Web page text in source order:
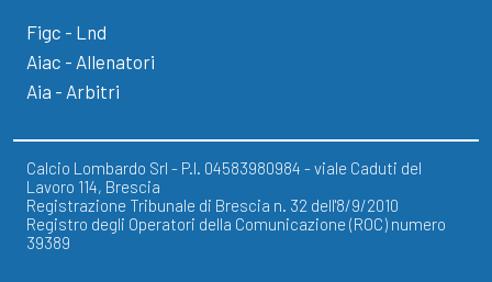
Figc - Lnd
Aiac - Allenatori
Aia - Arbitri
Calcio Lombardo Srl - P.I. 04583980984 - viale Caduti del
Lavoro 114, Brescia
Registrazione Tribunale di Brescia n. 32 dell'8/9/2010
Registro degli Operatori della Comunicazione (ROC) numero
39389